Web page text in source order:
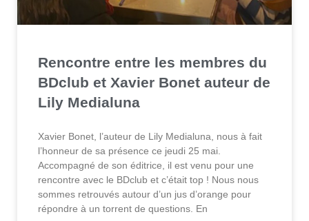
Rencontre entre les membres du
BDclub et Xavier Bonet auteur de
Lily Medialuna
Xavier Bonet, l’auteur de Lily Medialuna, nous à fait
l’honneur de sa présence ce jeudi 25 mai.
Accompagné de son éditrice, il est venu pour une
rencontre avec le BDclub et c’était top ! Nous nous
sommes retrouvés autour d’un jus d’orange pour
répondre à un torrent de questions. En